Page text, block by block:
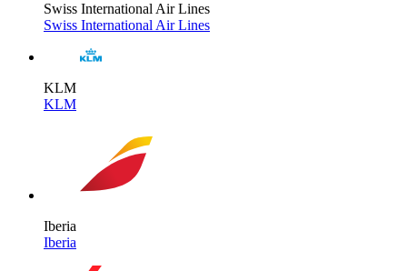
Swiss International Air Lines
Swiss International Air Lines
KLM
KLM
Iberia
Iberia